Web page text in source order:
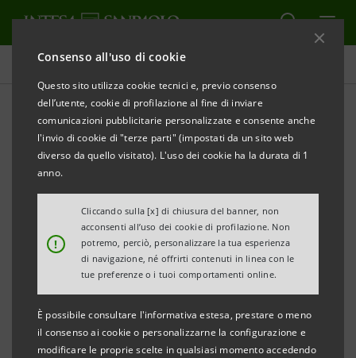
Consenso all'uso di cookie
Questo sito utilizza cookie tecnici e, previo consenso
dell’utente, cookie di profilazione al fine di inviare
comunicazioni pubblicitarie personalizzate e consente anche
l'invio di cookie di "terze parti" (impostati da un sito web
diverso da quello visitato). L'uso dei cookie ha la durata di 1
anno.
!
Cliccando sulla [x] di chiusura del banner, non
acconsenti all’uso dei cookie di profilazione. Non
potremo, perciò, personalizzare la tua esperienza
di navigazione, né offrirti contenuti in linea con le
tue preferenze o i tuoi comportamenti online.
È possibile consultare l'informativa estesa, prestare o meno
il consenso ai cookie o personalizzarne la configurazione e
modificare le proprie scelte in qualsiasi momento accedendo
Comunicati stampa
STAMPA AGGIORNA
ASSIMPREDIL ANCE E INTESA SANPAOLO:
RINNOVATO L’ACCORDO PER LA TRANSIZIONE
Intesa Sanpaolo sostiene Ance Milano, Lodi,
Monza e Brianza nell’ambito del “Cantiere Impatto
Sostenibile
” attraverso soluzioni su misura per le
imprese edili.